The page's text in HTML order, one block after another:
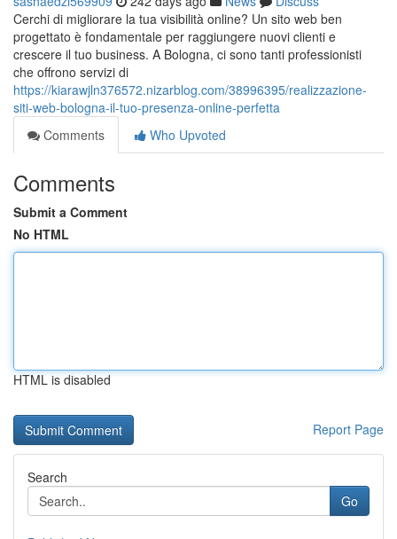
Cerchi di migliorare la tua visibilità online? Un sito web ben
progettato è fondamentale per raggiungere nuovi clienti e
crescere il tuo business. A Bologna, ci sono tanti professionisti
che offrono servizi di
https://kiarawjln376572.nizarblog.com/38996395/realizzazione-
siti-web-bologna-il-tuo-presenza-online-perfetta
Comments
Who Upvoted
Comments
Submit a Comment
No HTML
HTML is disabled
Report Page
Search
Go